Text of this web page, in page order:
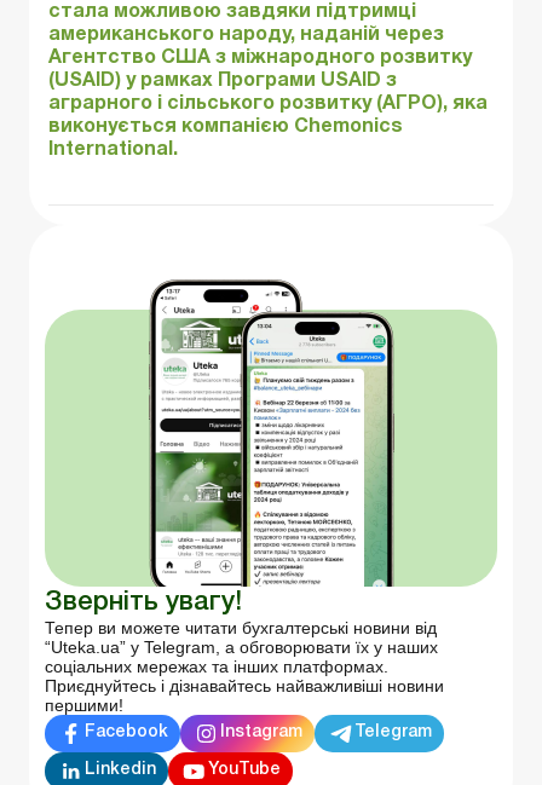
стала можливою завдяки підтримці
американського народу, наданій через
Агентство США з міжнародного розвитку
(USAID) у рамках Програми USAID з
аграрного і сільського розвитку (АГРО), яка
виконується компанією Chemonics
International.
Зверніть увагу!
Тепер ви можете читати бухгалтерські новини від
“Uteka.ua” у Telegram, а обговорювати їх у наших
соціальних мережах та інших платформах.
Приєднуйтесь і дізнавайтесь найважливіші новини
першими!
Facebook Instagram Telegram
Linkedin YouTube